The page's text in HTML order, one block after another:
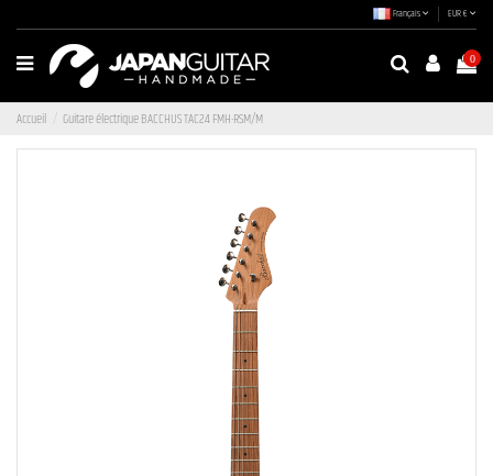
Français EUR €
0
Accueil Guitare électrique BACCHUS TAC24 FMH-RSM/M